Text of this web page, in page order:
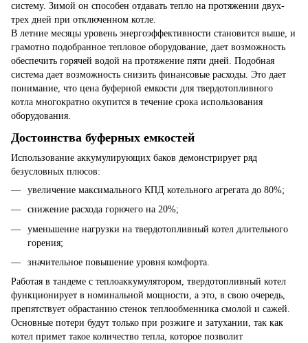
систему. Зимой он способен отдавать тепло на протяжении двух-
трех дней при отключенном котле.
В летние месяцы уровень энергоэффективности становится выше, и
грамотно подобранное тепловое оборудование, дает возможность
обеспечить горячей водой на протяжение пяти дней. Подобная
система дает возможность снизить финансовые расходы. Это дает
понимание, что цена буферной емкости для твердотопливного
котла многократно окупится в течение срока использования
оборудования.
Достоинства буферных емкостей
Использование аккумулирующих баков демонстрирует ряд
безусловных плюсов:
увеличение максимального КПД котельного агрегата до 80%;
снижение расхода горючего на 20%;
уменьшение нагрузки на твердотопливный котел длительного
горения;
значительное повышение уровня комфорта.
Работая в тандеме с теплоаккумулятором, твердотопливный котел
функционирует в номинальной мощности, а это, в свою очередь,
препятствует обрастанию стенок теплообменника смолой и сажей.
Основные потери будут только при розжиге и затухании, так как
котел примет такое количество тепла, которое позволит